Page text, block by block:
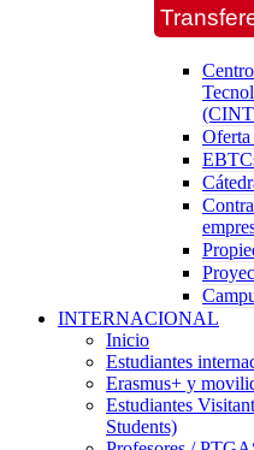
Oferta
INTERNACIONAL
Inicio
Estudiantes
Erasmus+ y
Estudiantes
Students)